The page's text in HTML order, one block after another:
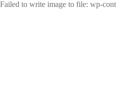
Failed to write image to file: wp-